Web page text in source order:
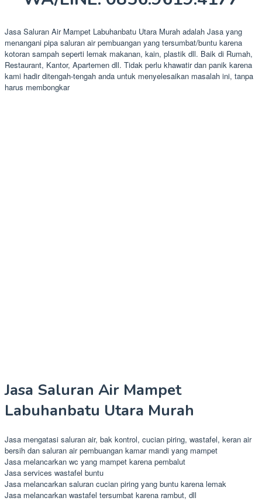
Jasa Saluran Air Mampet Labuhanbatu Utara Murah adalah Jasa yang
menangani pipa saluran air pembuangan yang tersumbat/buntu karena
kotoran sampah seperti lemak makanan, kain, plastik dll. Baik di Rumah,
Restaurant, Kantor, Apartemen dll. Tidak perlu khawatir dan panik karena
kami hadir ditengah-tengah anda untuk menyelesaikan masalah ini, tanpa
harus membongkar
Jasa Saluran Air Mampet
Labuhanbatu Utara Murah
Jasa mengatasi saluran air, bak kontrol, cucian piring, wastafel, keran air
bersih dan saluran air pembuangan kamar mandi yang mampet
Jasa melancarkan wc yang mampet karena pembalut
Jasa services wastafel buntu
Jasa melancarkan saluran cucian piring yang buntu karena lemak
Jasa melancarkan wastafel tersumbat karena rambut, dll